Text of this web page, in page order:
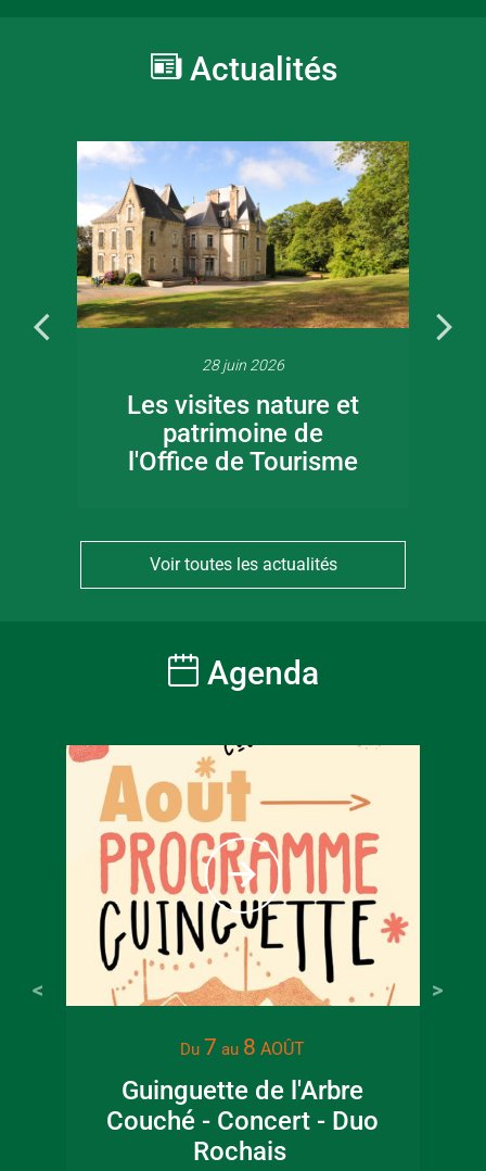
Actualités
28 juin 2026
Les visites nature et
patrimoine de
l'Office de Tourisme
Voir toutes les actualités
Agenda
Du 7 au 8 AOÛT
Guinguette de l'Arbre
Couché - Concert - Duo
Rochais